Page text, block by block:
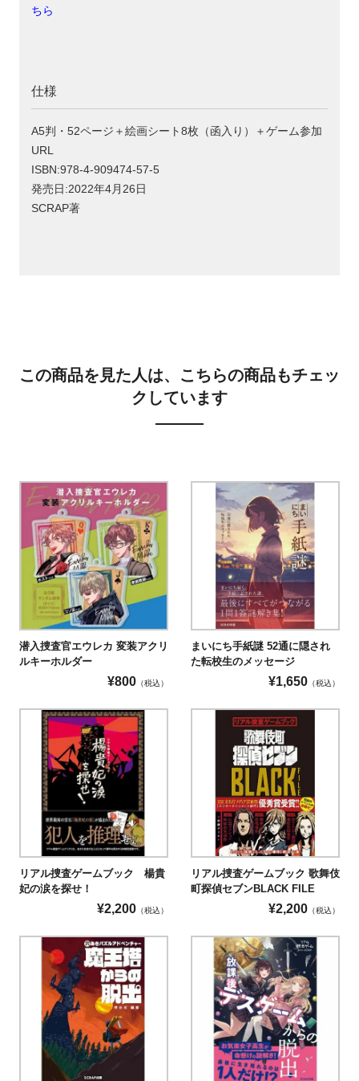
ちら
仕様
A5判・52ページ＋絵画シート8枚（函入り）＋ゲーム参加
URL
ISBN:978-4-909474-57-5
発売日:2022年4月26日
SCRAP著
この商品を見た人は、こちらの商品もチェッ
クしています
潜入捜査官エウレカ 変装アクリ
ルキーホルダー
¥800 （税込）
まいにち手紙謎 52通に隠され
た転校生のメッセージ
¥1,650 （税込）
リアル捜査ゲームブック 楊貴
妃の涙を探せ！
¥2,200 （税込）
リアル捜査ゲームブック 歌舞伎
町探偵セブンBLACK FILE
¥2,200 （税込）